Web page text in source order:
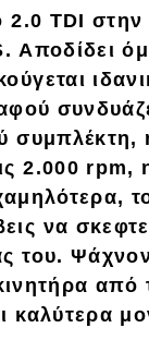
2.0 TDIστην
. Αποδίδει
συμπλέκτη,
2.000 rpm,
να
του.
από
καλύτερα